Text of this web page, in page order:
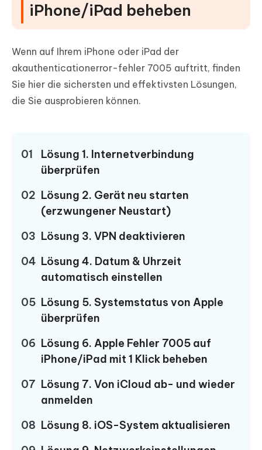
iPhone/iPad beheben
Wenn auf Ihrem iPhone oder iPad der
akauthenticationerror-fehler 7005 auftritt, finden
Sie hier die sichersten und effektivsten Lösungen,
die Sie ausprobieren können.
01
Lösung 1. Internetverbindung
überprüfen
02 Lösung 2. Gerät neu starten
(erzwungener Neustart)
03 Lösung 3. VPN deaktivieren
04 Lösung 4. Datum & Uhrzeit
automatisch einstellen
05 Lösung 5. Systemstatus von Apple
überprüfen
06 Lösung 6. Apple Fehler 7005 auf
iPhone/iPad mit 1 Klick beheben
07 Lösung 7. Von iCloud ab- und wieder
anmelden
08 Lösung 8. iOS-System aktualisieren